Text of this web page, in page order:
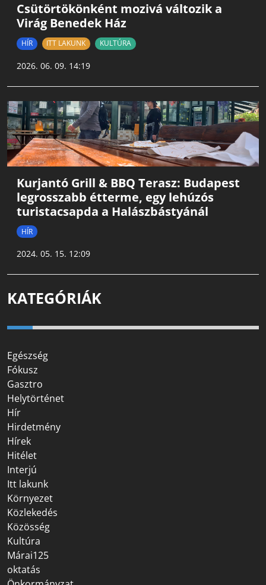
Csütörtökönként mozivá változik a
Virág Benedek Ház
HÍR ITT LAKUNK KULTÚRA
2026. 06. 09. 14:19
Kurjantó Grill & BBQ Terasz: Budapest
legrosszabb étterme, egy lehúzós
turistacsapda a Halászbástyánál
HÍR
2024. 05. 15. 12:09
KATEGÓRIÁK
Egészség
Fókusz
Gasztro
Helytörténet
Hír
Hirdetmény
Hírek
Hitélet
Interjú
Itt lakunk
Környezet
Közlekedés
Közösség
Kultúra
Márai125
oktatás